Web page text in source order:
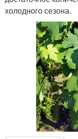
холодного сезона.